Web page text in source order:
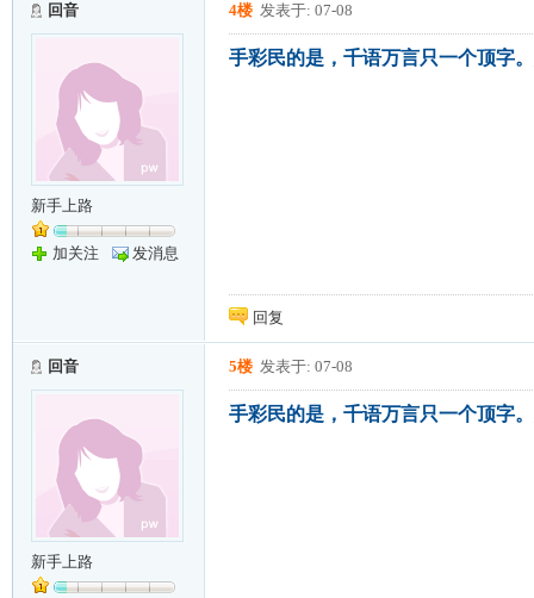
回音
新手上路
加关注 发消息
4楼 发表于: 07-08
手彩民的是，千语万言只一个顶字
回复
回音
新手上路
5楼 发表于: 07-08
手彩民的是，千语万言只一个顶字